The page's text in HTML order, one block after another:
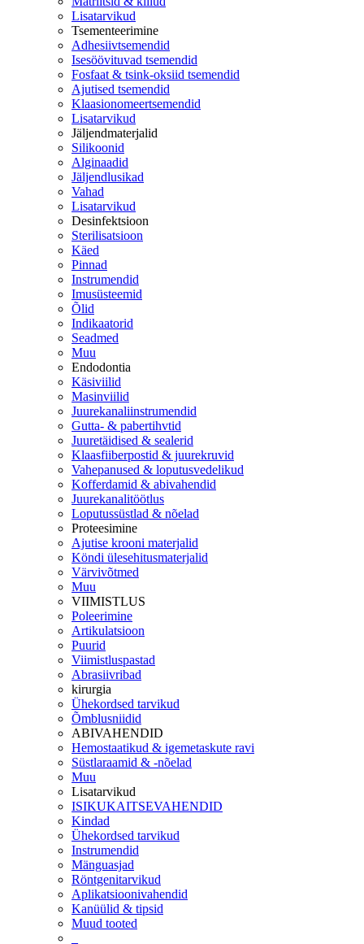
Lisatarvikud
Tsementeerimine
Adhesiivtsemendid
Isesöövituvad tsemendid
Fosfaat & tsink-oksiid tsemendid
Ajutised tsemendid
Klaasionomeertsemendid
Lisatarvikud
Jäljendmaterjalid
Silikoonid
Alginaadid
Jäljendlusikad
Vahad
Lisatarvikud
Desinfektsioon
Sterilisatsioon
Käed
Pinnad
Instrumendid
Imusüsteemid
Õlid
Indikaatorid
Seadmed
Muu
Endodontia
Käsiviilid
Masinviilid
Juurekanaliinstrumendid
Gutta- & pabertihvtid
Juuretäidised & sealerid
Klaasfiiberpostid & juurekruvid
Vahepanused & loputusvedelikud
Kofferdamid & abivahendid
Juurekanalitöötlus
Loputussüstlad & nõelad
Proteesimine
Ajutise krooni materjalid
Köndi ülesehitusmaterjalid
Värvivõtmed
Muu
VIIMISTLUS
Poleerimine
Artikulatsioon
Puurid
Viimistluspastad
Abrasiivribad
kirurgia
Ühekordsed tarvikud
Õmblusniidid
ABIVAHENDID
Hemostaatikud & igemetaskute ravi
Süstlaraamid & -nõelad
Muu
Lisatarvikud
ISIKUKAITSEVAHENDID
Kindad
Ühekordsed tarvikud
Instrumendid
Mänguasjad
Röntgenitarvikud
Aplikatsioonivahendid
Kanüülid & tipsid
Muud tooted